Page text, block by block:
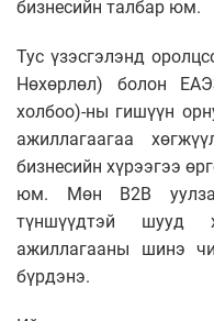
бизнесийн талбар юм.
Тус үзэсгэлэнд
Нөхөрлөл) болон
холбоо)-ны гишүүн
ажиллагаагаа
бизнесийн хүрээгээ
юм. Мөн В2В
түншүүдтэй шууд
ажиллагааны шинэ
бүрдэнэ.